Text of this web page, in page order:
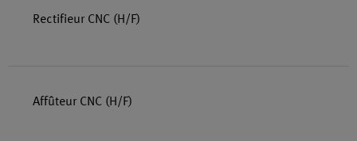
Rectifieur CNC (H/F)
Affûteur CNC (H/F)